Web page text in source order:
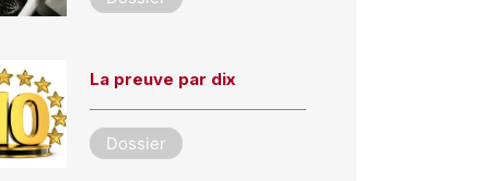
La preuve par dix
Dossier